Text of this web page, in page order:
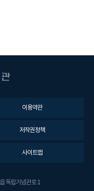
이용약관
저작권정책
사이트맵
독립기념관로 1